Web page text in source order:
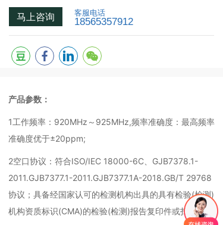
马上咨询 客服电话
18565357912
产品参数：
1工作频率：920MHz～925MHz,频率准确度：最高频率
准确度优于±20ppm;
2空口协议：符合ISO/IEC 18000-6C、GJB7378.1-
2011.GJB7377.1-2011.GJB7377.1A-2018.GB/T 29768
协议；具备经国家认可的检测机构出具的具有检验(检测)
机构资质标识(CMA)的检验(检测)报告复印件或扫描件；